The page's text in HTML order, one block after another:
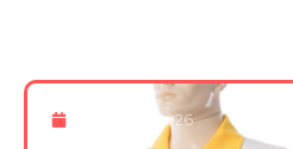
20 De Mar 2026